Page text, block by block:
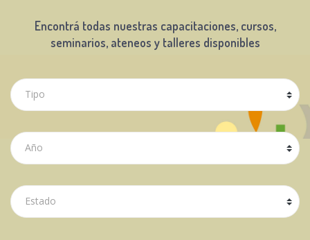
Encontrá todas nuestras capacitaciones, cursos,
seminarios, ateneos y talleres disponibles
Tipo
Año
Estado